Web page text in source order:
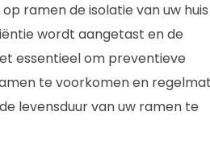
ramen de isolatie van uw huis
wordt aangetast en de
essentieel om preventieve
te voorkomen en
levensduur van uw ramen te